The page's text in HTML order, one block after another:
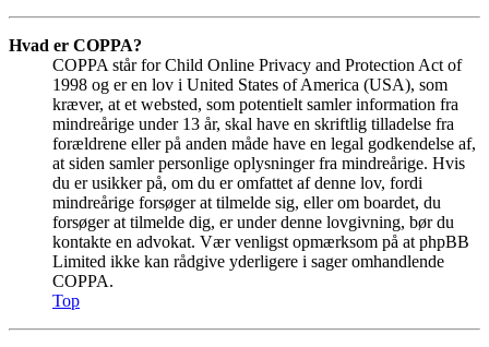
Hvad er COPPA?
COPPA står for Child Online Privacy and Protection Act of
1998 og er en lov i United States of America (USA), som
kræver, at et websted, som potentielt samler information fra
mindreårige under 13 år, skal have en skriftlig tilladelse fra
forældrene eller på anden måde have en legal godkendelse af,
at siden samler personlige oplysninger fra mindreårige. Hvis
du er usikker på, om du er omfattet af denne lov, fordi
mindreårige forsøger at tilmelde sig, eller om boardet, du
forsøger at tilmelde dig, er under denne lovgivning, bør du
kontakte en advokat. Vær venligst opmærksom på at phpBB
Limited ikke kan rådgive yderligere i sager omhandlende
COPPA.
Top